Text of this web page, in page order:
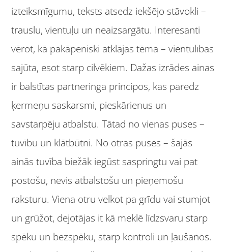
izteiksmīgumu, teksts atsedz iekšējo stāvokli –
trauslu, vientuļu un neaizsargātu. Interesanti
vērot, kā pakāpeniski atklājas tēma – vientulības
sajūta, esot starp cilvēkiem. Dažas izrādes ainas
ir balstītas partneringa principos, kas paredz
ķermeņu saskarsmi, pieskārienus un
savstarpēju atbalstu. Tātad no vienas puses –
tuvību un klātbūtni. No otras puses – šajās
ainās tuvība biežāk iegūst saspringtu vai pat
postošu, nevis atbalstošu un pieņemošu
raksturu. Viena otru velkot pa grīdu vai stumjot
un grūžot, dejotājas it kā meklē līdzsvaru starp
spēku un bezspēku, starp kontroli un ļaušanos.